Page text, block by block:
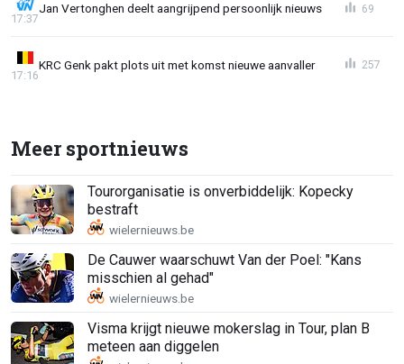
Jan Vertonghen deelt aangrijpend persoonlijk nieuws
17:37
69
KRC Genk pakt plots uit met komst nieuwe aanvaller
17:16
257
Meer sportnieuws
Tourorganisatie is onverbiddelijk: Kopecky
bestraft
De Cauwer waarschuwt Van der Poel: "Kans
misschien al gehad"
Visma krijgt nieuwe mokerslag in Tour, plan B
meteen aan diggelen